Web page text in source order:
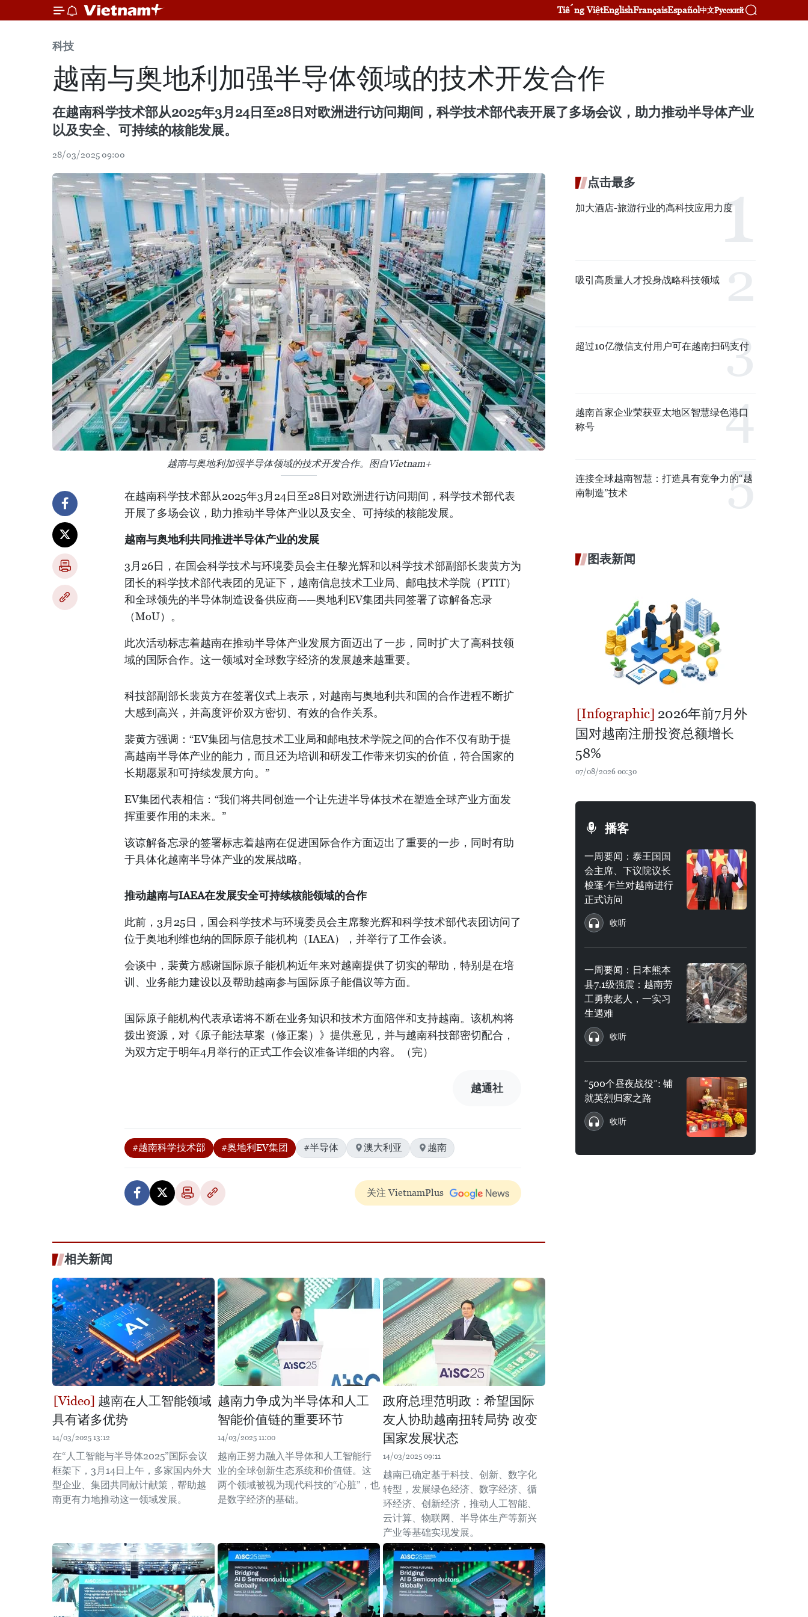
Tiếng ViệtEnglishFrançaisEspañol中文Русский
科技
越南与奥地利加强半导体领域的技术开发合作
在越南科学技术部从2025年3月24日至28日对欧洲进行访问期间，科学技术部代表开展了多场会议，助力推动半导体产业
以及安全、可持续的核能发展。
28/03/2025 09:00
越南与奥地利加强半导体领域的技术开发合作。图自Vietnam+
在越南科学技术部从2025年3月24日至28日对欧洲进行访问期间，科学技术部代表
开展了多场会议，助力推动半导体产业以及安全、可持续的核能发展。
越南与奥地利共同推进半导体产业的发展
3月26日，在国会科学技术与环境委员会主任黎光辉和以科学技术部副部长裴黄方为
团长的科学技术部代表团的见证下，越南信息技术工业局、邮电技术学院（PTIT）
和全球领先的半导体制造设备供应商——奥地利EV集团共同签署了谅解备忘录
（MoU）。
此次活动标志着越南在推动半导体产业发展方面迈出了一步，同时扩大了高科技领
域的国际合作。这一领域对全球数字经济的发展越来越重要。
科技部副部长裴黄方在签署仪式上表示，对越南与奥地利共和国的合作进程不断扩
大感到高兴，并高度评价双方密切、有效的合作关系。
裴黄方强调：“EV集团与信息技术工业局和邮电技术学院之间的合作不仅有助于提
高越南半导体产业的能力，而且还为培训和研发工作带来切实的价值，符合国家的
长期愿景和可持续发展方向。”
EV集团代表相信：“我们将共同创造一个让先进半导体技术在塑造全球产业方面发
挥重要作用的未来。”
该谅解备忘录的签署标志着越南在促进国际合作方面迈出了重要的一步，同时有助
于具体化越南半导体产业的发展战略。
推动越南与IAEA在发展安全可持续核能领域的合作
此前，3月25日，国会科学技术与环境委员会主席黎光辉和科学技术部代表团访问了
位于奥地利维也纳的国际原子能机构（IAEA），并举行了工作会谈。
会谈中，裴黄方感谢国际原子能机构近年来对越南提供了切实的帮助，特别是在培
训、业务能力建设以及帮助越南参与国际原子能倡议等方面。
国际原子能机构代表承诺将不断在业务知识和技术方面陪伴和支持越南。该机构将
拨出资源，对《原子能法草案（修正案）》提供意见，并与越南科技部密切配合，
为双方定于明年4月举行的正式工作会议准备详细的内容。（完）
越通社
#越南科学技术部 #奥地利EV集团 #半导体 澳大利亚 越南
关注 VietnamPlus
相关新闻
越南在人工智能领域
具有诸多优势
14/03/2025 13:12
在“人工智能与半导体2025”国际会议
框架下，3月14日上午，多家国内外大
型企业、集团共同献计献策，帮助越
南更有力地推动这一领域发展。
越南力争成为半导体和人工
智能价值链的重要环节
14/03/2025 11:00
越南正努力融入半导体和人工智能行
业的全球创新生态系统和价值链。这
两个领域被视为现代科技的“心脏”，也
是数字经济的基础。
政府总理范明政：希望国际
友人协助越南扭转局势 改变
国家发展状态
14/03/2025 09:11
越南已确定基于科技、创新、数字化
转型，发展绿色经济、数字经济、循
环经济、创新经济，推动人工智能、
云计算、物联网、半导体生产等新兴
产业等基础实现发展。
点击最多
加大酒店-旅游行业的高科技应用力度
吸引高质量人才投身战略科技领域
超过10亿微信支付用户可在越南扫码支付
越南首家企业荣获亚太地区智慧绿色港口
称号
连接全球越南智慧：打造具有竞争力的“越
南制造”技术
图表新闻
2026年前7月外
国对越南注册投资总额增长
58%
07/08/2026 00:30
播客
一周要闻：泰王国国
会主席、下议院议长
梭蓬·乍兰对越南进行
正式访问
收听
一周要闻：日本熊本
县7.1级强震：越南劳
工勇救老人，一实习
生遇难
收听
“500个昼夜战役”: 铺
就英烈归家之路
收听